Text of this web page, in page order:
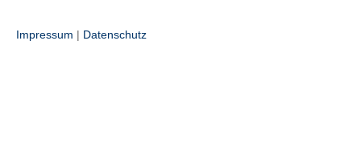
Impressum | Datenschutz